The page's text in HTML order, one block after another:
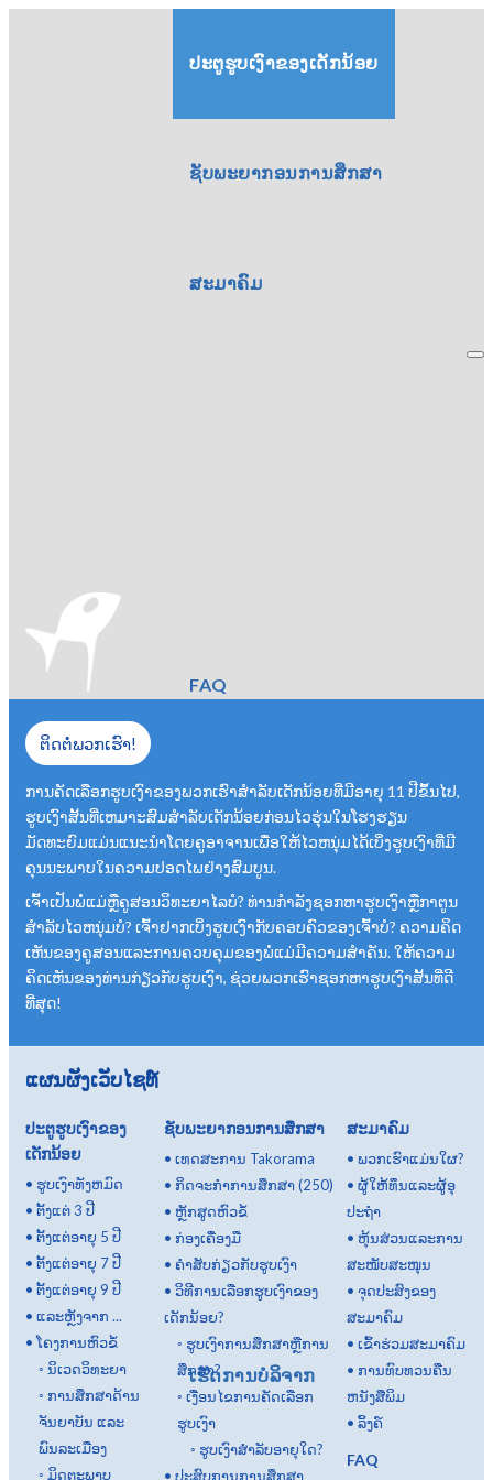
ປະຕູຮູບເງົາຂອງເດັກນ້ອຍ
ຊັບພະຍາກອນການສຶກສາ
ສະມາຄົມ
FAQ
ເຮັດການບໍລິຈາກ
ຕິດຕໍ່ພວກເຮົາ!
ການຄັດເລືອກຮູບເງົາຂອງພວກເຮົາສໍາລັບເດັກນ້ອຍທີ່ມີອາຍຸ 11 ປີຂຶ້ນໄປ,
ຮູບເງົາສັ້ນທີ່ເຫມາະສົມສໍາລັບເດັກນ້ອຍກ່ອນໄວຮຸ່ນໃນໂຮງຮຽນ
ມັດທະຍົມແມ່ນແນະນໍາໂດຍຄູອາຈານເພື່ອໃຫ້ໄວຫນຸ່ມໄດ້ເບິ່ງຮູບເງົາທີ່ມີ
ຄຸນນະພາບໃນຄວາມປອດໄພຢ່າງສົມບູນ.
ເຈົ້າເປັນພໍ່ແມ່ຫຼືຄູສອນວິທະຍາໄລບໍ? ທ່ານກໍາລັງຊອກຫາຮູບເງົາຫຼືກາຕູນ
ສໍາລັບໄວຫນຸ່ມບໍ? ເຈົ້າຢາກເບິ່ງຮູບເງົາກັບຄອບຄົວຂອງເຈົ້າບໍ? ຄວາມຄິດ
ເຫັນຂອງຄູສອນແລະການຄວບຄຸມຂອງພໍ່ແມ່ມີຄວາມສໍາຄັນ. ໃຫ້ຄວາມ
ຄິດເຫັນຂອງທ່ານກ່ຽວກັບຮູບເງົາ, ຊ່ວຍພວກເຮົາຊອກຫາຮູບເງົາສັ້ນທີ່ດີ
ທີ່ສຸດ!
ແຜນຜັງເວັບໄຊທ໌
ປະຕູຮູບເງົາຂອງ
ເດັກນ້ອຍ
• ຮູບເງົາທັງຫມົດ
• ຕັ້ງແຕ່ 3 ປີ
• ຕັ້ງແຕ່ອາຍຸ 5 ປີ
• ຕັ້ງແຕ່ອາຍຸ 7 ປີ
• ຕັ້ງແຕ່ອາຍຸ 9 ປີ
• ແລະຫຼັງຈາກ ...
•ໂຄງການຫົວຂໍ້
◦ ນິເວດວິທະຍາ
◦ ການສຶກສາດ້ານ
ຈັນຍາບັນ ແລະ
ພົນລະເມືອງ
◦ ມິດຕະພາບ
ຊັບພະຍາກອນການສຶກສາ
• ເທດສະການ Takorama
• ກິດ​ຈະ​ກໍາ​ການ​ສຶກ​ສາ (250​)
• ຫຼັກສູດຫົວຂໍ້
• ກ່ອງເຄື່ອງມື
• ຄຳສັບກ່ຽວກັບຮູບເງົາ
• ວິທີການເລືອກຮູບເງົາຂອງ
ເດັກນ້ອຍ?
◦ ຮູບເງົາການສຶກສາຫຼືການ
ສຶກສາ?
◦ ເງື່ອນໄຂການຄັດເລືອກ
ຮູບເງົາ
◦ ຮູບເງົາສໍາລັບອາຍຸໃດ?
• ປະສົບການການສຶກສາ
ສະມາຄົມ
•ພວກເຮົາແມ່ນໃຜ?
•ຜູ້ໃຫ້ທຶນແລະຜູ້ອຸ
ປະຖໍາ
• ຫຸ້ນສ່ວນແລະການ
ສະໜັບສະໜຸນ
•ຈຸດປະສົງຂອງ
ສະມາຄົມ
•ເຂົ້າຮ່ວມສະມາຄົມ
•ການທົບທວນຄືນ
ຫນັງສືພິມ
•ລິ້ງຄ໌
FAQ